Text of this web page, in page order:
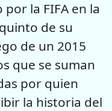
la FIFA en la
de su
de un 2015
que se suman
por quien
la historia del